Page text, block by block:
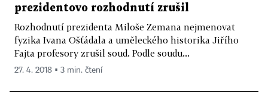
prezidentovo rozhodnutí zrušil
Rozhodnutí prezidenta Miloše Zemana nejmenovat
fyzika Ivana Ošťádala a uměleckého historika Jiřího
Fajta profesory zrušil soud. Podle soudu...
27. 4. 2018 ▪ 3 min. čtení